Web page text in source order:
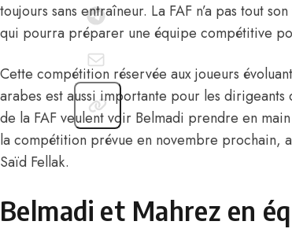
toujours sans entraîneur. La FAF n’a pas tout
qui pourra préparer une équipe compétitive
Cette compétition réservée aux joueurs
arabes est aussi importante pour les
de la FAF veulent voir Belmadi prendre en
la compétition prévue en novembre prochain,
Saïd Fellak.
Belmadi et Mahrez en